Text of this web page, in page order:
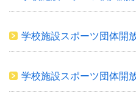
学校施設スポーツ団体開
学校施設スポーツ団体開